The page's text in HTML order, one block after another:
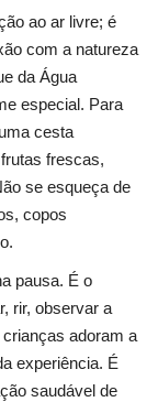
ao ar livre; é
com a natureza
da Água
especial. Para
cesta
frescas,
se esqueça de
copos
pausa. É o
rir, observar a
adoram a
experiência. É
saudável de